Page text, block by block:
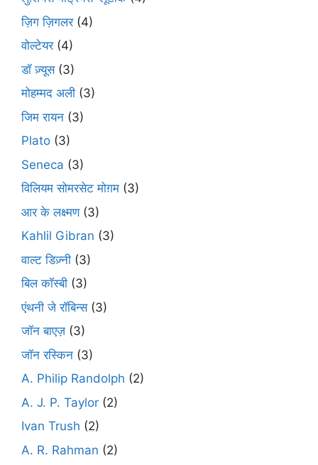
ज़िग ज़िगलर(4)
वोल्टेयर(4)
डॉ ज़्यूस(3)
मोहम्मद अली (3)
जिम रायन (3)
Plato (3)
Seneca (3)
विलियम सोमरसेट मोग़म (3)
आर के लक्ष्मण(3)
Kahlil Gibran (3)
वाल्ट डिज़्नी (3)
बिल कॉस्बी (3)
एंथनी जे रॉबिन्स(3)
जॉन बाएज़ (3)
जॉन रस्किन (3)
A. Philip Randolph (2)
A. J. P. Taylor (2)
Ivan Trush (2)
A. R. Rahman (2)